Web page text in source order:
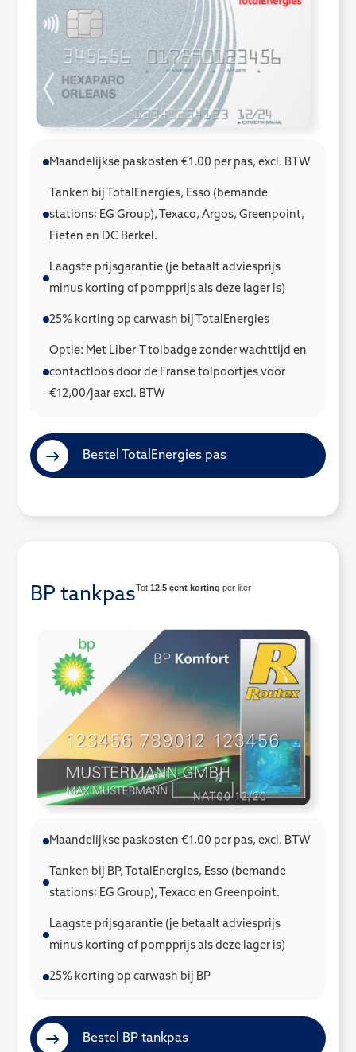
Maandelijkse paskosten €1,00 per pas, excl. BTW
Tanken bij TotalEnergies, Esso (bemande
stations; EG Group), Texaco, Argos, Greenpoint,
Fieten en DC Berkel.
Laagste prijsgarantie (je betaalt adviesprijs
minus korting of pompprijs als deze lager is)
25% korting op carwash bij TotalEnergies
Optie: Met Liber-T tolbadge zonder wachttijd en
contactloos door de Franse tolpoortjes voor
€12,00/jaar excl. BTW
Bestel TotalEnergies pas
BP tankpasTot12,5 cent korting per liter
Maandelijkse paskosten €1,00 per pas, excl. BTW
Tanken bij BP, TotalEnergies, Esso (bemande
stations; EG Group), Texaco en Greenpoint.
Laagste prijsgarantie (je betaalt adviesprijs
minus korting of pompprijs als deze lager is)
25% korting op carwash bij BP
Bestel BP tankpas